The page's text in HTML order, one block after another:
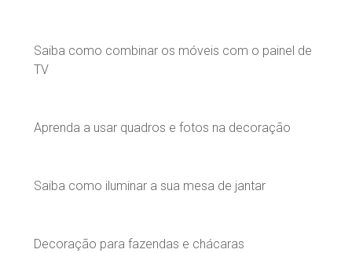
Saiba como combinar os móveis com o painel de
TV
Aprenda a usar quadros e fotos na decoração
Saiba como iluminar a sua mesa de jantar
Decoração para fazendas e chácaras